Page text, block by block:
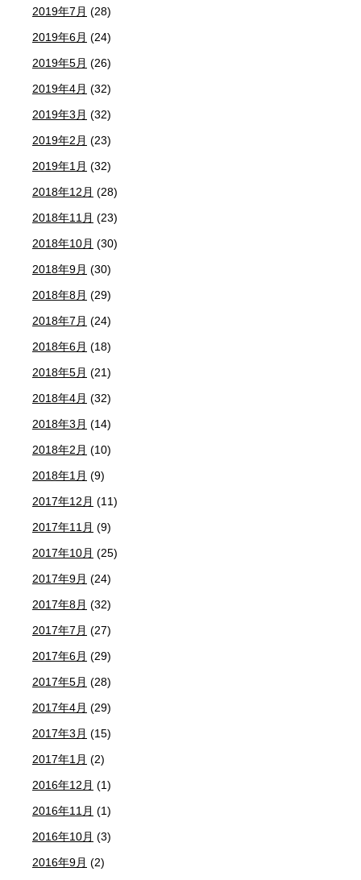
2019年7月 (28)
2019年6月 (24)
2019年5月 (26)
2019年4月 (32)
2019年3月 (32)
2019年2月 (23)
2019年1月 (32)
2018年12月 (28)
2018年11月 (23)
2018年10月 (30)
2018年9月 (30)
2018年8月 (29)
2018年7月 (24)
2018年6月 (18)
2018年5月 (21)
2018年4月 (32)
2018年3月 (14)
2018年2月 (10)
2018年1月 (9)
2017年12月 (11)
2017年11月 (9)
2017年10月 (25)
2017年9月 (24)
2017年8月 (32)
2017年7月 (27)
2017年6月 (29)
2017年5月 (28)
2017年4月 (29)
2017年3月 (15)
2017年1月 (2)
2016年12月 (1)
2016年11月 (1)
2016年10月 (3)
2016年9月 (2)